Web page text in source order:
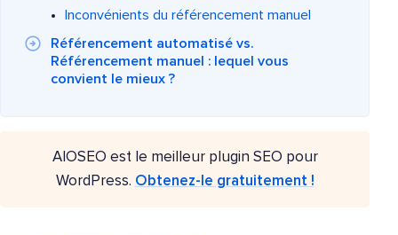
Inconvénients du référencement manuel
Référencement automatisé vs.
Référencement manuel : lequel vous
convient le mieux ?
AIOSEO est le meilleur plugin SEO pour
WordPress. Obtenez-le gratuitement !